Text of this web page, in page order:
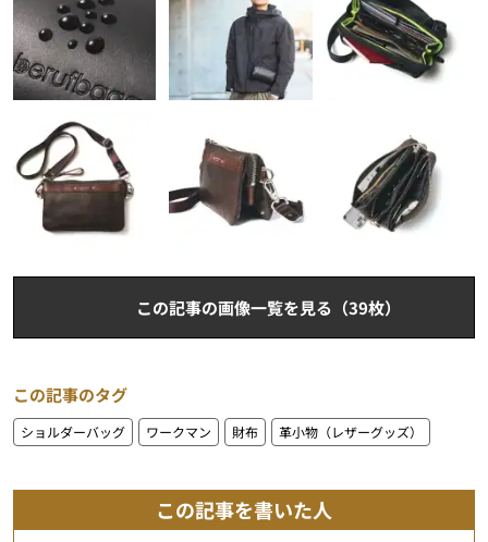
この記事の画像一覧を見る（39枚）
この記事のタグ
ショルダーバッグ ワークマン 財布 革小物（レザーグッズ）
この記事を書いた人